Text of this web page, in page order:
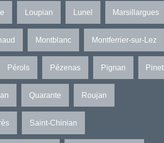
Loupian Lunel Marsillargues
Montblanc Montferrier-sur-Lez
Pérols Pézenas Pignan Pinet
Quarante Roujan
Saint-Chinian